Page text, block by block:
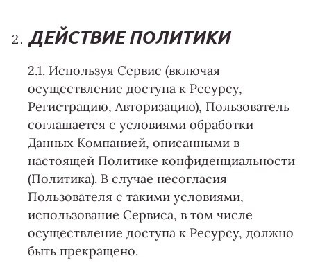
ДЕЙСТВИЕ ПОЛИТИКИ
2.1. Используя Сервис (включая
осуществление доступа к Ресурсу,
Регистрацию, Авторизацию), Пользователь
соглашается с условиями обработки
Данных Компанией, описанными в
настоящей Политике конфиденциальности
(Политика). В случае несогласия
Пользователя с такими условиями,
использование Сервиса, в том числе
осуществление доступа к Ресурсу, должно
быть прекращено.